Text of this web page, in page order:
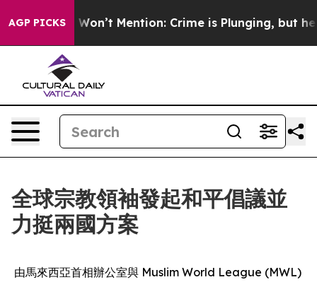
AGP PICKS
Trump Won’t Mention: Crime is Plunging, but he
全球宗教領袖發起和平倡議並
力挺兩國方案
由馬來西亞首相辦公室與 Muslim World League (MWL)